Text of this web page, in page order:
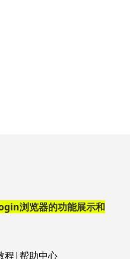
浏览器的功能展示和
程|帮助中心